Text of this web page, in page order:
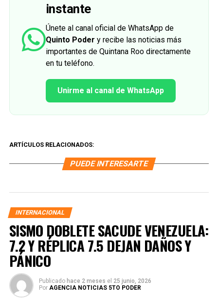
instante
Únete al canal oficial de WhatsApp de
Quinto Poder y recibe las noticias más
importantes de Quintana Roo directamente
en tu teléfono.
Unirme al canal de WhatsApp
ARTÍCULOS RELACIONADOS:
PUEDE INTERESARTE
INTERNACIONAL
SISMO DOBLETE SACUDE VENEZUELA:
7.2 Y RÉPLICA 7.5 DEJAN DAÑOS Y
PÁNICO
Publicado hace 2 meses el 25 junio, 2026
Por AGENCIA NOTICIAS 5TO PODER